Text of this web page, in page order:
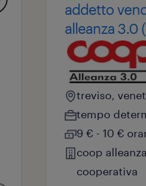
addetto
alleanza 3.0
treviso,
tempo
9 € - 10 €
coop
cooperativa